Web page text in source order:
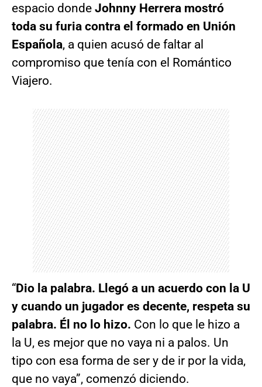
espacio donde Johnny Herrera mostró
toda su furia contra el formado en Unión
Española, a quien acusó de faltar al
compromiso que tenía con el Romántico
Viajero.
“Dio la palabra. Llegó a un acuerdo con la U
y cuando un jugador es decente, respeta su
palabra. Él no lo hizo. Con lo que le hizo a
la U, es mejor que no vaya ni a palos. Un
tipo con esa forma de ser y de ir por la vida,
que no vaya”, comenzó diciendo.